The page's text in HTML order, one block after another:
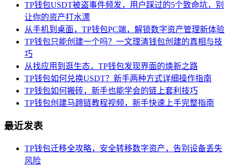
TP钱包USDT被盗事件频发，用户踩过的5个致命坑，别
让你的资产打水漂
从手机到桌面，TP钱包PC端，解锁数字资产管理新体验
TP钱包只能创建一个吗？一文理清钱包创建的真相与技
巧
从找应用到逛生态，TP钱包发现界面的焕新之路
TP钱包如何兑换USDT？新手两种方式详细操作指南
TP钱包如何搬砖，新手也能学会的链上套利技巧
TP钱包创建马蹄链教程视频，新手快速上手完整指南
最近发表
TP钱包迁移全攻略，安全转移数字资产，告别设备丢失
风险